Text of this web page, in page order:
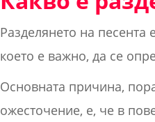
Разделянето на песента
което е важно, да се
Основната причина,
ожесточение, е, че в